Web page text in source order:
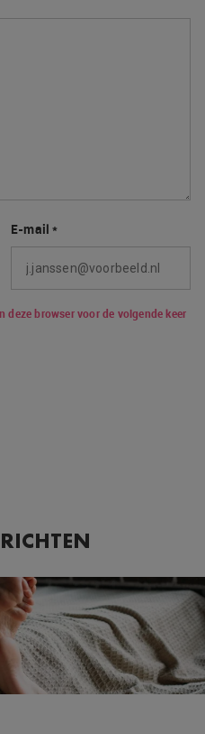
E-mail*
deze browser voor de volgende keer